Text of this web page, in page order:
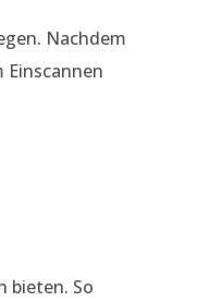
Nachdem
bieten. So